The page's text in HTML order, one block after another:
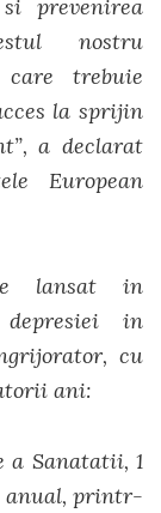
prevenirea
nostru
care trebuie
la sprijin
a declarat
European
lansat in
in
cu
ani:
a Sanatatii, 1
anual, printr-